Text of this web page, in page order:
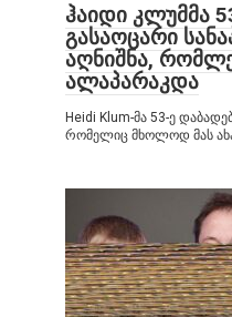
ჰაიდი კლუმმა
გასაოცარი
აღნიშნა,
ალაპარაკდა
Heidi Klum-მა 53-ე
რომელიც მხოლოდ მას